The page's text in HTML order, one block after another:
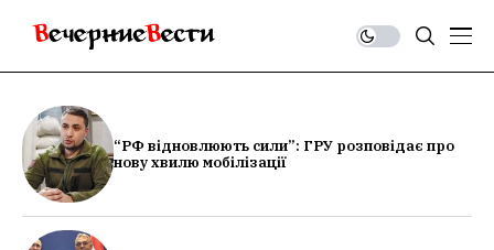
“РФ відновлюють сили”: ГРУ розповідає про
нову хвилю мобілізації